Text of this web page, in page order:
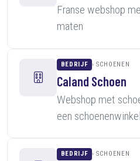
Franse webshop
maten
BEDRIJF SCHOENEN
Caland Schoen
Webshop met
een
BEDRIJF SCHOENEN